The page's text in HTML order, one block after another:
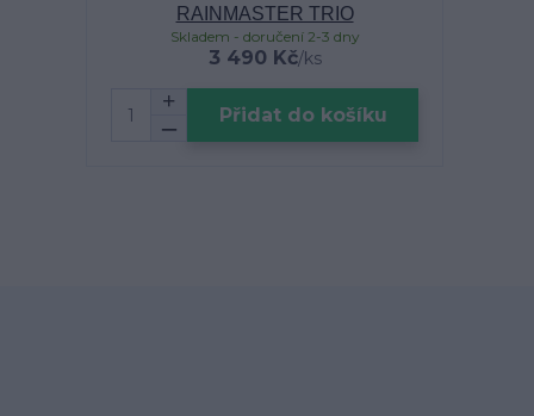
RAINMASTER TRIO
3 490 Kč/ks
Skladem - doručení 2-3 dny
Přidat do košíku